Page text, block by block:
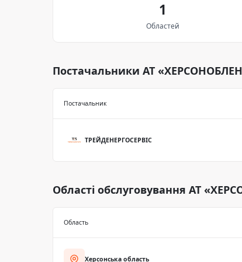
1
Областей
Постачальники АТ
Постачальник
ТРЕЙДЕНЕРГОСЕРВІС
Області обслуговування АТ
Область
Херсонська область